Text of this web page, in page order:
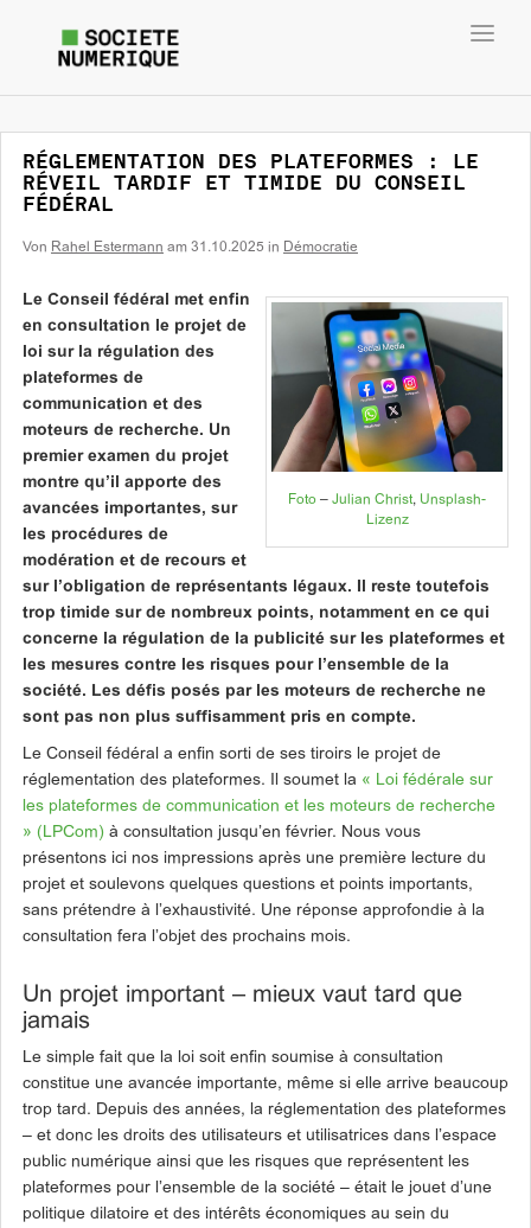
RÉGLEMENTATION DES PLATEFORMES : LE
RÉVEIL TARDIF ET TIMIDE DU CONSEIL
FÉDÉRAL
Von Rahel Estermann am 31.10.2025 in Démocratie
Foto – Julian Christ, Unsplash-
Lizenz
Le Conseil fédéral met enfin
en consultation le projet de
loi sur la régulation des
plateformes de
communication et des
moteurs de recherche. Un
premier examen du projet
montre qu’il apporte des
avancées importantes, sur
les procédures de
modération et de recours et
sur l’obligation de représentants légaux. Il reste toutefois
trop timide sur de nombreux points, notamment en ce qui
concerne la régulation de la publicité sur les plateformes et
les mesures contre les risques pour l’ensemble de la
société. Les défis posés par les moteurs de recherche ne
sont pas non plus suffisamment pris en compte.
Le Conseil fédéral a enfin sorti de ses tiroirs le projet de
réglementation des plateformes. Il soumet la « Loi fédérale sur
les plateformes de communication et les moteurs de recherche
» (LPCom) à consultation jusqu’en février. Nous vous
présentons ici nos impressions après une première lecture du
projet et soulevons quelques questions et points importants,
sans prétendre à l’exhaustivité. Une réponse approfondie à la
consultation fera l’objet des prochains mois.
Un projet important – mieux vaut tard que
jamais
Le simple fait que la loi soit enfin soumise à consultation
constitue une avancée importante, même si elle arrive beaucoup
trop tard. Depuis des années, la réglementation des plateformes
– et donc les droits des utilisateurs et utilisatrices dans l’espace
public numérique ainsi que les risques que représentent les
plateformes pour l’ensemble de la société – était le jouet d’une
politique dilatoire et des intérêts économiques au sein du